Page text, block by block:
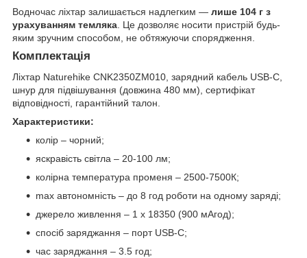
Водночас ліхтар залишається надлегким — лише 104 г з
урахуванням темляка. Це дозволяє носити пристрій будь-
яким зручним способом, не обтяжуючи спорядження.
Комплектація
Ліхтар Naturehike CNK2350ZM010, зарядний кабель USB-C,
шнур для підвішування (довжина 480 мм), сертифікат
відповідності, гарантійний талон.
Характеристики:
колір – чорний;
яскравість світла – 20-100 лм;
колірна температура променя – 2500-7500К;
max автономність – до 8 год роботи на одному заряді;
джерело живлення – 1 х 18350 (900 мАгод);
спосіб заряджання – порт USB-C;
час заряджання – 3.5 год;